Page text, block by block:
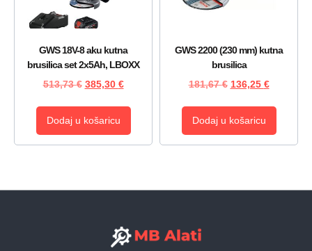
GWS 18V-8 aku kutna
brusilica set 2x5Ah, LBOXX
513,73€ 385,30 €
Dodaj u košaricu
GWS 2200 (230 mm) kutna
brusilica
181,67€ 136,25 €
Dodaj u košaricu